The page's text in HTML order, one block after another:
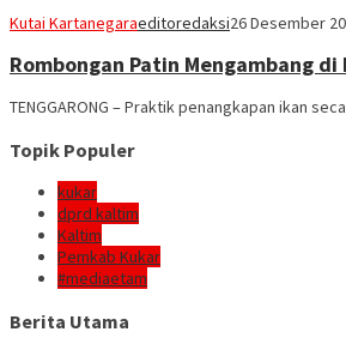
Kutai Kartanegaraeditoredaksi26 Desember
Rombongan Patin Mengambang
TENGGARONG – Praktik penangkapan ikan
Topik Populer
kukar
dprd kaltim
Kaltim
Pemkab Kukar
#mediaetam
Berita Utama